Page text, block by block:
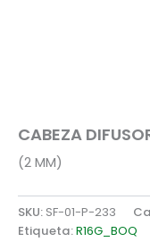
CABEZA
(2 MM)
SKU: SF-01-P-233
Etiqueta:R16G_BOQ